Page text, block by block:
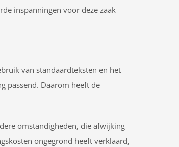
inspanningen voor deze zaak
van standaardteksten en het
passend. Daarom heeft de
omstandigheden, die afwijking
ongegrond heeft verklaard,